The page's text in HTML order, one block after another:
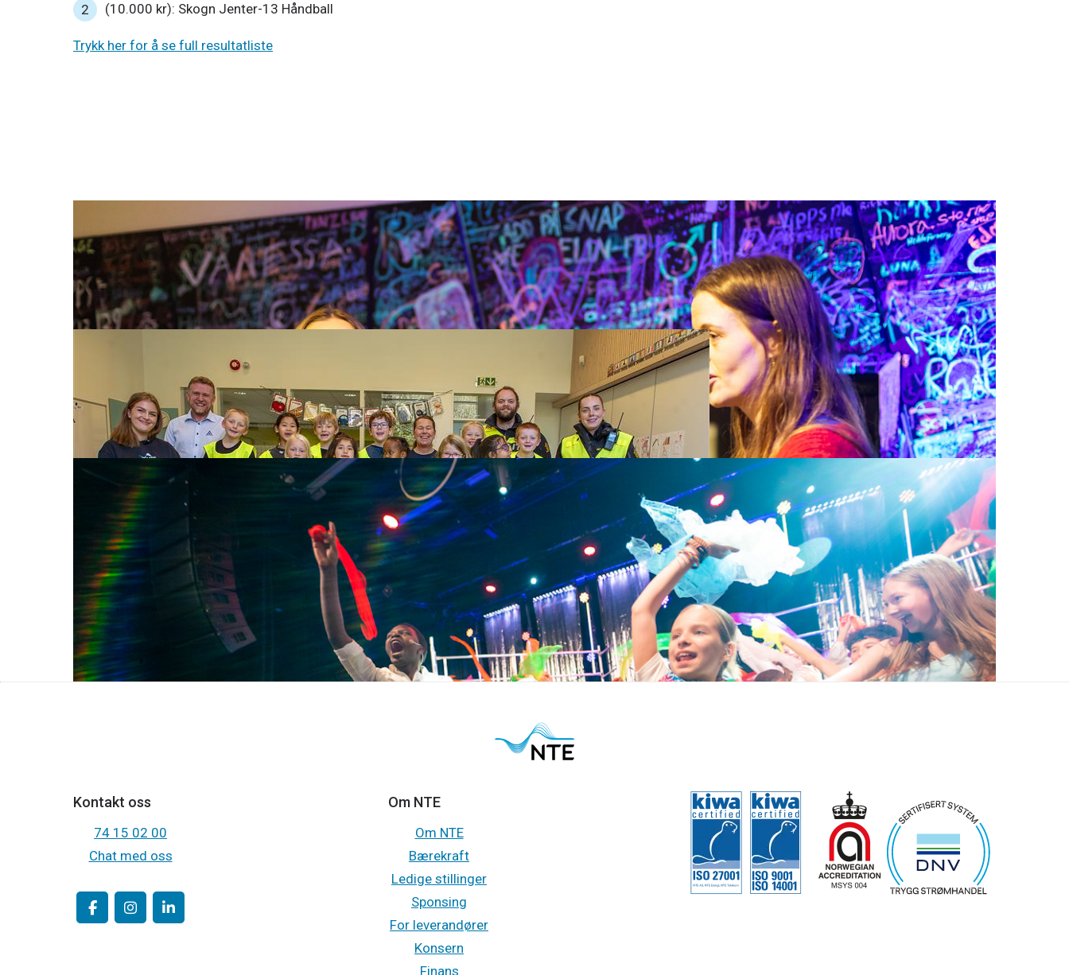
(10.000 kr): Skogn Jenter-13 Håndball
Trykk her for å se full resultatliste
Hurra for ungdommen!
– Det er et enormt privilegium å få være sammen med ungdommene her på Ungdomshuset Panzer.
Les mer
Blir sett i høstmørket
– Jeg skal bli like flink som politiet til å vises når det er mørkt!
Les mer
Takk for kulturopplevelsene!
Hver sommer samarbeider NTE med festivaler, teaterforestillinger og andre kulturarrangementer i Trøndelag. Dette gjør vi med stor glede, og vi ser på det
som en viktig del av vårt samfunnsansvar.
Les mer
Kontakt oss
74 15 02 00
Chat med oss
Om NTE
Om NTE
Bærekraft
Ledige stillinger
Sponsing
For leverandører
Konsern
Finans